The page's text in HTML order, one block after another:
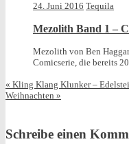
24. Juni 2016 Tequila
Mezolith Band 1 –
Mezolith von Ben
Comicserie, die bereits
« Kling Klang Klunker –
Weihnachten »
Schreibe einen